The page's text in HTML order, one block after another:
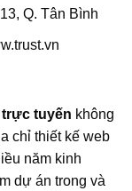
Q. Tân Bình
tuyến không
chỉ thiết kế web
năm kinh
dự án trong và